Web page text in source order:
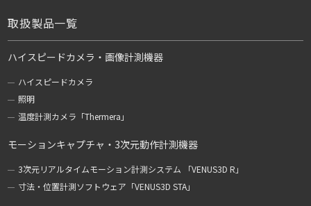
取扱製品一覧
ハイスピードカメラ・画像計測機器
ハイスピードカメラ
照明
温度計測カメラ「Thermera」
モーションキャプチャ・3次元動作計測機器
3次元リアルタイムモーション計測システム 「VENUS3D R」
寸法・位置計測ソフトウェア「VENUS3D STA」